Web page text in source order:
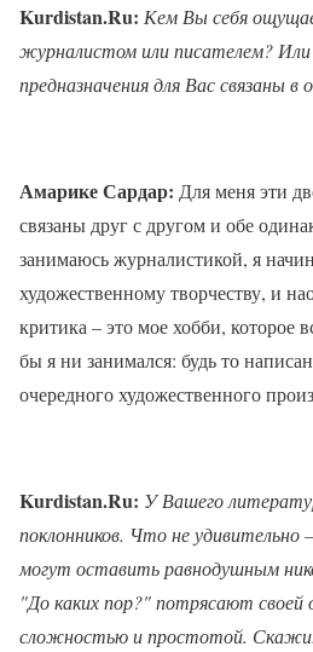
Kurdistan.Ru: Кем Вы себя
журналистом или писателем?
предназначения для Вас связаны в
Амарике Сардар: Для меня эти
связаны друг с другом и обе
занимаюсь журналистикой, я
художественному творчеству, и
критика – это мое хобби, которое
бы я ни занимался: будь то
очередного художественного
Kurdistan.Ru: У Вашего
поклонников. Что не
могут оставить равнодушным
"До каких пор?" потрясают своей
сложностью и простотой.